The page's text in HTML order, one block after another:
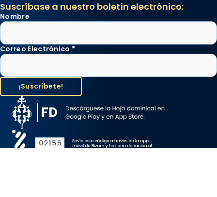
Suscríbase a nuestro boletín electrónico:
Nombre
Correo Electrónico *